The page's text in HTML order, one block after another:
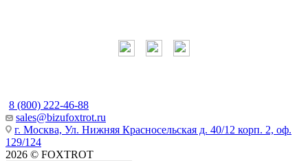
8 (800) 222-46-88
sales@bizufoxtrot.ru
г. Москва, Ул. Нижняя Красносельская д. 40/12 корп. 2, оф.
129/124
2026 © FOXTROT